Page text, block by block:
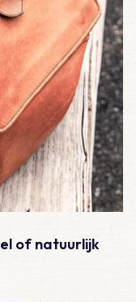
of natuurlijk